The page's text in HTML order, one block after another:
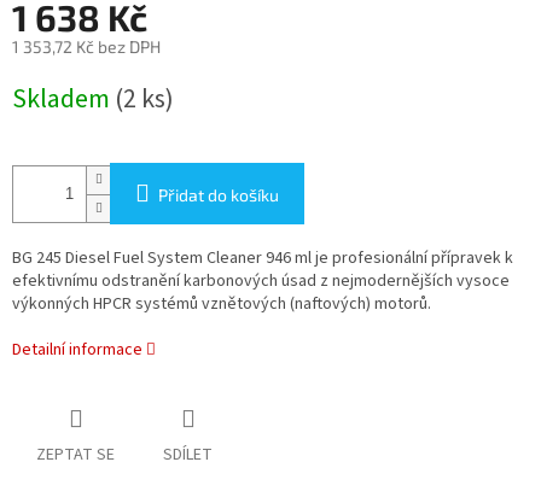
1 638 Kč
1 353,72 Kč bez DPH
cena:
Skladem (2 ks)
Přidat do košíku
BG 245 Diesel Fuel System Cleaner 946 ml je profesionální přípravek k
efektivnímu odstranění karbonových úsad z nejmodernějších vysoce
výkonných HPCR systémů vznětových (naftových) motorů.
Detailní informace
ZEPTAT SE SDÍLET